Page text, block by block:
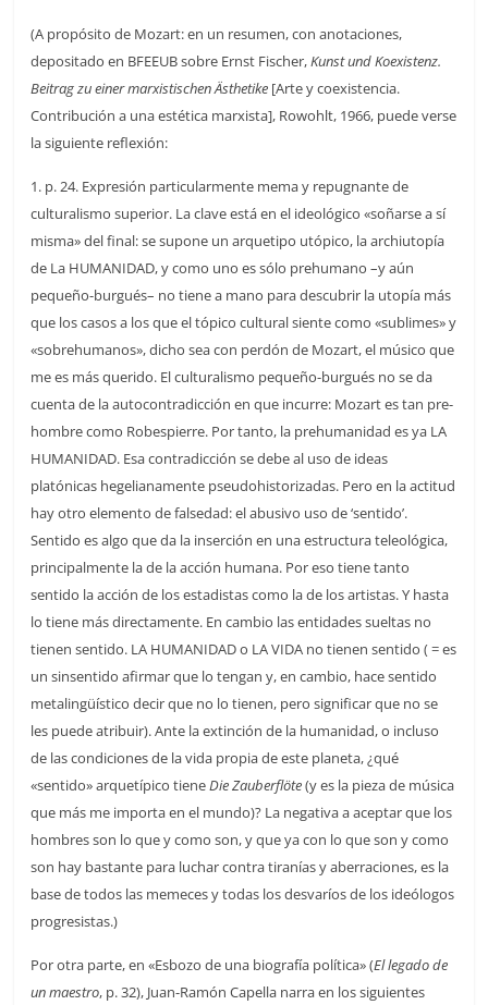
(A propósito de Mozart: en un resumen, con anotaciones,
depositado en BFEEUB sobre Ernst Fischer,Kunst und Koexistenz.
Beitrag zu einer marxistischen Ästhetike [Arte y coexistencia.
Contribución a una estética marxista], Rowohlt, 1966, puede verse
la siguiente reflexión:
1. p. 24. Expresión particularmente mema y repugnante de
culturalismo superior. La clave está en el ideológico «soñarse a sí
misma» del final: se supone un arquetipo utópico, la archiutopía
de La HUMANIDAD, y como uno es sólo prehumano –y aún
pequeño-burgués– no tiene a mano para descubrir la utopía más
que los casos a los que el tópico cultural siente como «sublimes» y
«sobrehumanos», dicho sea con perdón de Mozart, el músico que
me es más querido. El culturalismo pequeño-burgués no se da
cuenta de la autocontradicción en que incurre: Mozart es tan pre-
hombre como Robespierre. Por tanto, la prehumanidad es ya LA
HUMANIDAD. Esa contradicción se debe al uso de ideas
platónicas hegelianamente pseudohistorizadas. Pero en la actitud
hay otro elemento de falsedad: el abusivo uso de ‘sentido’.
Sentido es algo que da la inserción en una estructura teleológica,
principalmente la de la acción humana. Por eso tiene tanto
sentido la acción de los estadistas como la de los artistas. Y hasta
lo tiene más directamente. En cambio las entidades sueltas no
tienen sentido. LA HUMANIDAD o LA VIDA no tienen sentido ( = es
un sinsentido afirmar que lo tengan y, en cambio, hace sentido
metalingüístico decir que no lo tienen, pero significar que no se
les puede atribuir). Ante la extinción de la humanidad, o incluso
de las condiciones de la vida propia de este planeta, ¿qué
«sentido» arquetípico tieneDie Zauberflöte(y es la pieza de música
que más me importa en el mundo)? La negativa a aceptar que los
hombres son lo que y como son, y que ya con lo que son y como
son hay bastante para luchar contra tiranías y aberraciones, es la
base de todos las memeces y todas los desvaríos de los ideólogos
progresistas.)
Por otra parte, en «Esbozo de una biografía política» (El legado de
un maestro, p. 32), Juan-Ramón Capella narra en los siguientes